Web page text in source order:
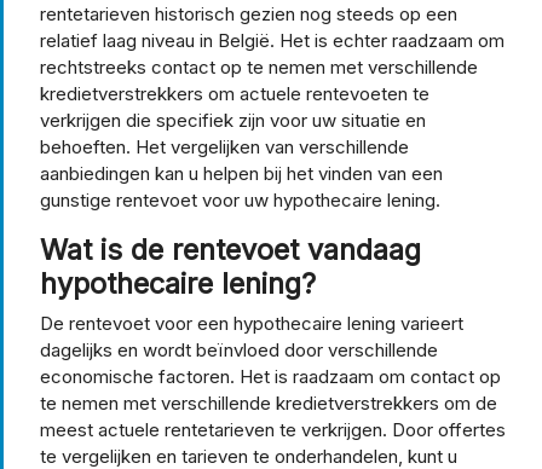
rentetarieven historisch gezien nog steeds op een
relatief laag niveau in België. Het is echter raadzaam om
rechtstreeks contact op te nemen met verschillende
kredietverstrekkers om actuele rentevoeten te
verkrijgen die specifiek zijn voor uw situatie en
behoeften. Het vergelijken van verschillende
aanbiedingen kan u helpen bij het vinden van een
gunstige rentevoet voor uw hypothecaire lening.
Wat is de rentevoet vandaag
hypothecaire lening?
De rentevoet voor een hypothecaire lening varieert
dagelijks en wordt beïnvloed door verschillende
economische factoren. Het is raadzaam om contact op
te nemen met verschillende kredietverstrekkers om de
meest actuele rentetarieven te verkrijgen. Door offertes
te vergelijken en tarieven te onderhandelen, kunt u